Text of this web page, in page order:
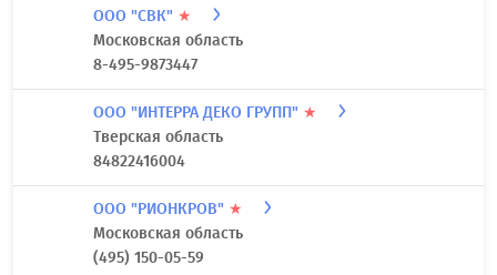
ООО "СВК" ★
Московская область
8-495-9873447
ООО "ИНТЕРРА ДЕКО ГРУПП" ★
Тверская область
84822416004
ООО "РИОНКРОВ" ★
Московская область
(495) 150-05-59